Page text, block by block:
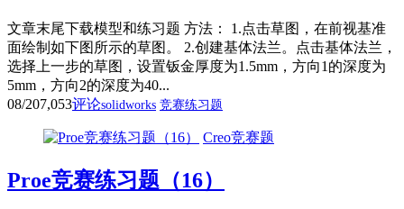
文章末尾下载模型和练习题 方法： 1.点击草图，在前视基准
面绘制如下图所示的草图。 2.创建基体法兰。点击基体法兰，
选择上一步的草图，设置钣金厚度为1.5mm，方向1的深度为
5mm，方向2的深度为40...
08/207,053评论solidworks 竞赛练习题
Creo竞赛题
Proe竞赛练习题（16）